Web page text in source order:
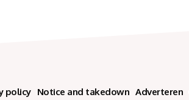
policy Notice and takedown Adverteren